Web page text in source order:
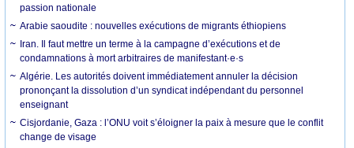
passion nationale
Arabie saoudite : nouvelles exécutions de migrants éthiopiens
Iran. Il faut mettre un terme à la campagne d’exécutions et de
condamnations à mort arbitraires de manifestant·e·s
Algérie. Les autorités doivent immédiatement annuler la décision
prononçant la dissolution d’un syndicat indépendant du personnel
enseignant
Cisjordanie, Gaza : l’ONU voit s’éloigner la paix à mesure que le conflit
change de visage